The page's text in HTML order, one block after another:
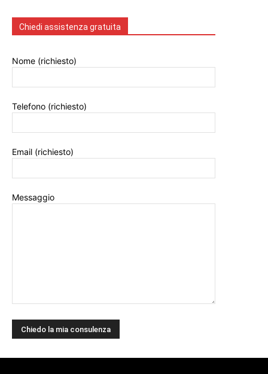
Chiedi assistenza gratuita
Nome (richiesto)
Telefono (richiesto)
Email (richiesto)
Messaggio